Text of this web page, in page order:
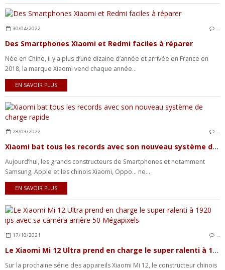
30/04/2022
Des Smartphones Xiaomi et Redmi faciles à réparer
Née en Chine, il y a plus d’une dizaine d’année et arrivée en France en
2018, la marque Xiaomi vend chaque année...
EN SAVOIR PLUS
28/03/2022 …
Xiaomi bat tous les records avec son nouveau système de charge rapide
Aujourd’hui, les grands constructeurs de Smartphones et notamment
Samsung, Apple et les chinois Xiaomi, Oppo… ne...
EN SAVOIR PLUS
17/10/2021 …
Le Xiaomi Mi 12 Ultra prend en charge le super ralenti à 1920 ips avec sa caméra arrière 50 Mégapixels
Sur la prochaine série des appareils Xiaomi Mi 12, le constructeur chinois